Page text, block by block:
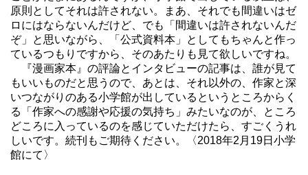
原則としてそれは許されない。まあ、それでも間違いはゼ
ロにはならないんだけど、でも「間違いは許されないんだ
ぞ」と思いながら、「公式資料本」としてもちゃんと作っ
ているつもりですから、そのあたりも見て欲しいですね。
『漫画家本』の評論とインタビューの記事は、誰が見て
もいいものだと思うので、あとは、それ以外の、作家と深
いつながりのある小学館が出しているというところからく
る「作家への感謝や応援の気持ち」みたいなのが、ところ
どころに入っているのを感じていただけたら、すごくうれ
しいです。続刊もご期待ください。〈2018年2月19日小学
館にて〉